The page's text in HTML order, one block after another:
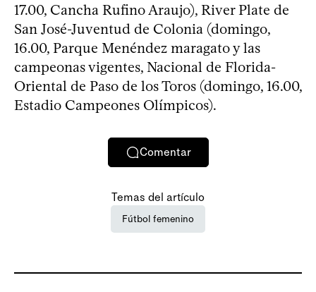
17.00, Cancha Rufino Araujo), River Plate de
San José-Juventud de Colonia (domingo,
16.00, Parque Menéndez maragato y las
campeonas vigentes, Nacional de Florida-
Oriental de Paso de los Toros (domingo, 16.00,
Estadio Campeones Olímpicos).
Comentar
Temas del artículo
Fútbol femenino